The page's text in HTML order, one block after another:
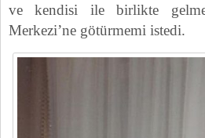
ve kendisi ile birlikte
Merkezi’ne götürmemi istedi.